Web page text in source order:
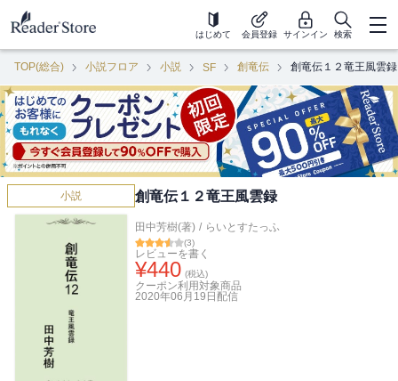
はじめて 会員登録 サインイン 検索
TOP(総合) 小説フロア 小説 SF 創竜伝 創竜伝１２竜王風雲録
小説 創竜伝１２竜王風雲録
田中芳樹(著) / らいとすたっふ
(3)
レビューを書く
¥440 (税込)
クーポン利用対象商品
2020年06月19日 配信